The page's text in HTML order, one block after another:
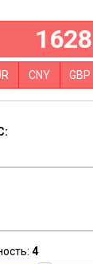
CNY GBP
4